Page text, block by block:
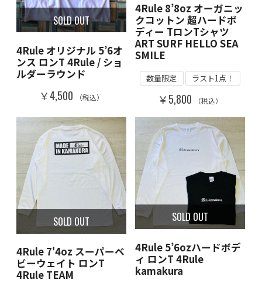
SOLD OUT
4Rule オリジナル 5’6オ
ンス ロンT 4Rule / ショ
ルダーラウンド
￥4,500 （税込）
4Rule 8’8oz オーガニッ
クコットン 超ハードボ
ディー TロンTシャツ
ART SURF HELLO SEA
SMILE
数量限定 ラスト1点！
￥5,800 （税込）
SOLD OUT
4Rule 7'4oz スーパーベ
ビーウェイト ロンT
4Rule TEAM
SOLD OUT
4Rule 5’6ozハードボデ
ィ ロンT 4Rule
kamakura